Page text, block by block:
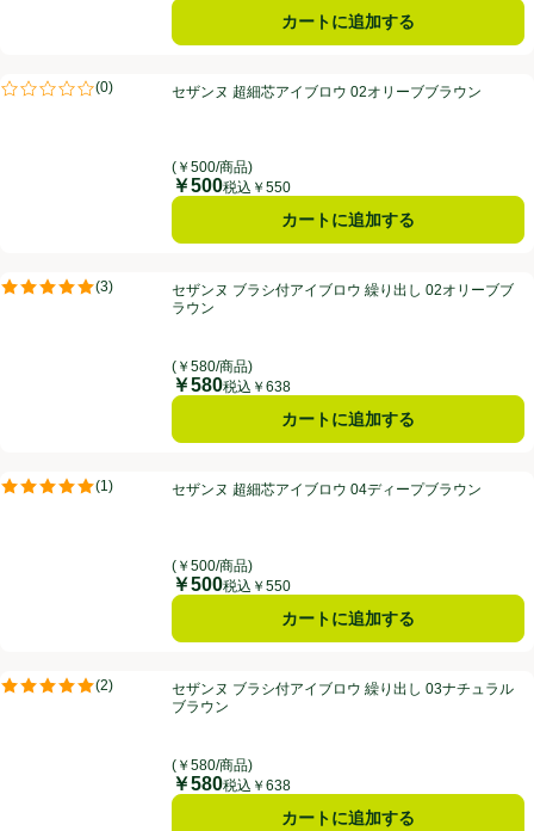
カートに追加する
セザンヌ 超細芯アイブロウ 02オリーブブラウン
(0)
評価は0件のレビューで5点中0.0点。セザンヌ 超細芯アイブロウ 02オリーブブラウン
(￥500/商品)
価格
￥500税込￥550
カートに追加する
セザンヌ ブラシ付アイブロウ 繰り出し 02オリーブブラウン
(3)
評価は3件のレビューで5点中5.0点。セザンヌ ブラシ付アイブロウ 繰り出し 02オリーブブ
ラウン
(￥580/商品)
価格
￥580税込￥638
カートに追加する
セザンヌ 超細芯アイブロウ 04ディープブラウン
(1 )
評価は1件のレビューで5点中5.0点。セザンヌ 超細芯アイブロウ 04ディープブラウン
(￥500/商品)
価格
￥500税込￥550
カートに追加する
セザンヌ ブラシ付アイブロウ 繰り出し 03ナチュラルブラウン
(2)
評価は2件のレビューで5点中5.0点。セザンヌ ブラシ付アイブロウ 繰り出し 03ナチュラル
ブラウン
(￥580/商品)
価格
￥580税込￥638
カートに追加する